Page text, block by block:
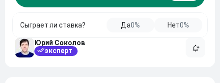
Сыграет ли ставка? Да0% Нет0%
Юрий Соколов
эксперт